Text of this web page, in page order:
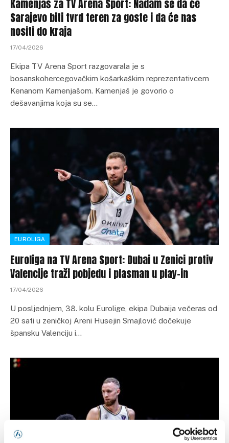
Kamenjaš za TV Arena Sport: Nadam se da će
Sarajevo biti tvrd teren za goste i da će nas
nositi do kraja
17/04/2026
Ekipa TV Arena Sport razgovarala je s
bosanskohercegovačkim košarkaškim reprezentativcem
Kenanom Kamenjašom. Kamenjaš je govorio o
dešavanjima koja su se…
EUROLIGA
Euroliga na TV Arena Sport: Dubai u Zenici protiv
Valencije traži pobjedu i plasman u play-in
17/04/2026
U posljednjem, 38. kolu Eurolige, ekipa Dubaija večeras od
20 sati u zeničkoj Areni Husejin Smajlović dočekuje
špansku Valenciju i…